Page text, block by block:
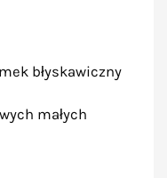
błyskawiczny
małych